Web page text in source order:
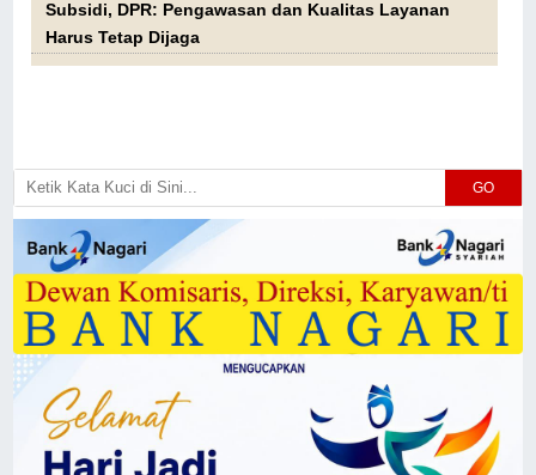
Subsidi, DPR: Pengawasan dan Kualitas Layanan
Harus Tetap Dijaga
GO